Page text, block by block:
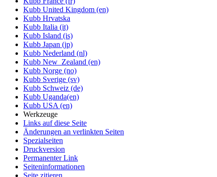
Kubb United Kingdom (en)
Kubb Hrvatska
Kubb Italia (it)
Kubb Island (is)
Kubb Japan (jp)
Kubb Nederland (nl)
Kubb New_Zealand (en)
Kubb Norge (no)
Kubb Sverige (sv)
Kubb Schweiz (de)
Kubb Uganda(en)
Kubb USA (en)
Werkzeuge
Links auf diese Seite
Änderungen an verlinkten Seiten
Spezialseiten
Druckversion
Permanenter Link
Seiten­informationen